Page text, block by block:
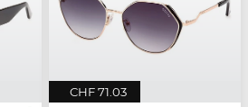
CHF 71.03